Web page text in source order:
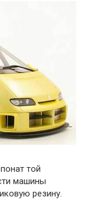
той
машины
резину.